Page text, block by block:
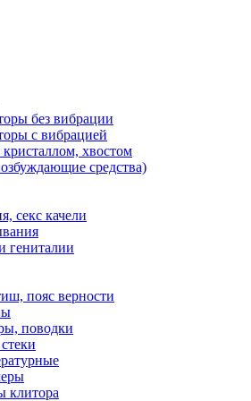
без вибрации
с вибрацией
хвостом
средства)
секс качели
гениталии
пояс верности
поводки
клитора